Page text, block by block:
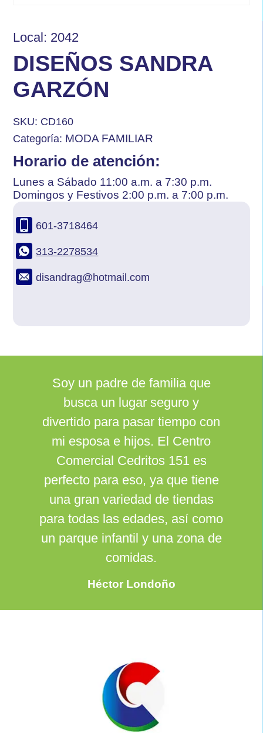
Local: 2042
DISEÑOS SANDRA
GARZÓN
SKU: CD160
Categoría: MODA FAMILIAR
Horario de atención:
Lunes a Sábado 11:00 a.m. a 7:30 p.m.
Domingos y Festivos 2:00 p.m. a 7:00 p.m.
601-3718464
313-2278534
disandrag@hotmail.com
Soy un padre de familia que
busca un lugar seguro y
divertido para pasar tiempo con
mi esposa e hijos. El Centro
Comercial Cedritos 151 es
perfecto para eso, ya que tiene
una gran variedad de tiendas
para todas las edades, así como
un parque infantil y una zona de
comidas.
Héctor Londoño